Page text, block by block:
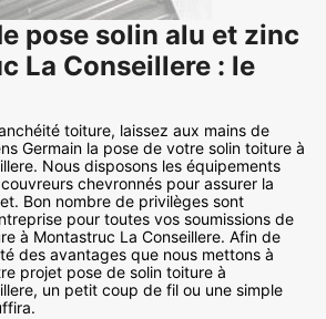
pose solin alu et zinc
La Conseillere : le
toiture, laissez aux mains de
Germain la pose de votre solin toiture à
Nous disposons les équipements
chevronnés pour assurer la
Bon nombre de privilèges sont
pour toutes vos soumissions de
à Montastruc La Conseillere. Afin de
des avantages que nous mettons à
projet pose de solin toiture à
un petit coup de fil ou une simple